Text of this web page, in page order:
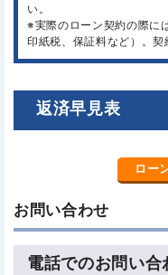
い。
※実際のローン契約の際に
印紙税、保証料など）。契
返済早見表
ロー
お問い合わせ
電話でのお問い合